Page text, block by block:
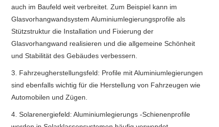
auch im Baufeld weit verbreitet. Zum Beispiel kann im
Glasvorhangwandsystem Aluminiumlegierungsprofile als
Stützstruktur die Installation und Fixierung der
Glasvorhangwand realisieren und die allgemeine Schönheit
und Stabilität des Gebäudes verbessern.
3. Fahrzeugherstellungsfeld: Profile mit Aluminiumlegierungen
sind ebenfalls wichtig für die Herstellung von Fahrzeugen wie
Automobilen und Zügen.
4. Solarenergiefeld: Aluminiumlegierungs -Schienenprofile